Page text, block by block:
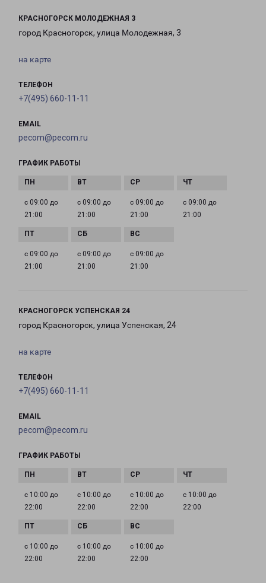
КРАСНОГОРСК МОЛОДЕЖНАЯ 3
город Красногорск, улица Молодежная, 3
на карте
ТЕЛЕФОН
+7(495) 660-11-11
EMAIL
pecom@pecom.ru
ГРАФИК РАБОТЫ
с 09:00 до
21:00
с 09:00 до
21:00
с 09:00 до
21:00
с 09:00 до
21:00
с 09:00 до
21:00
с 09:00 до
21:00
с 09:00 до
21:00
КРАСНОГОРСК УСПЕНСКАЯ 24
город Красногорск, улица Успенская, 24
на карте
ТЕЛЕФОН
+7(495) 660-11-11
EMAIL
pecom@pecom.ru
ГРАФИК РАБОТЫ
с 10:00 до
22:00
с 10:00 до
22:00
с 10:00 до
22:00
с 10:00 до
22:00
с 10:00 до
22:00
с 10:00 до
22:00
с 10:00 до
22:00